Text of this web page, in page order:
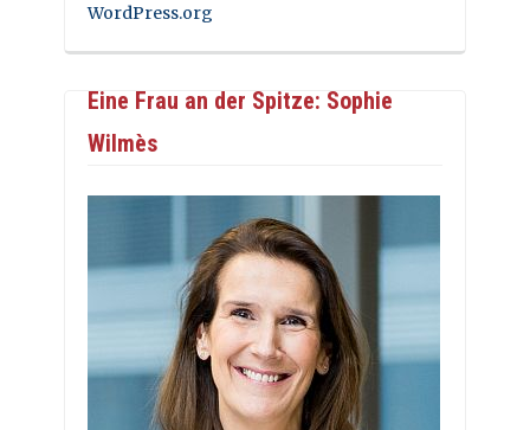
WordPress.org
Eine Frau an der Spitze: Sophie
Wilmès